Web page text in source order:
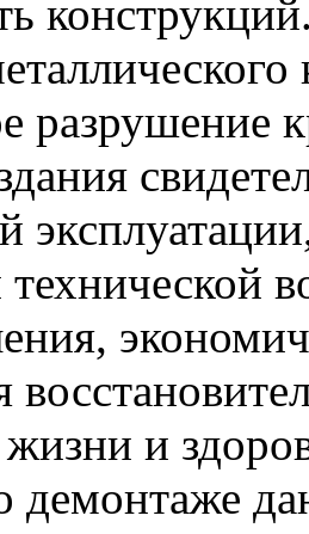
разрушение
технической
жизни и
демонтаже